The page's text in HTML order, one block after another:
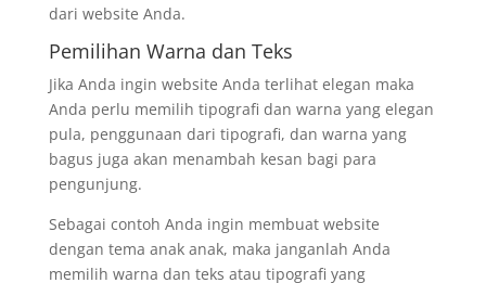
dari website Anda.
Pemilihan Warna dan Teks
Jika Anda ingin website Anda terlihat elegan maka
Anda perlu memilih tipografi dan warna yang elegan
pula, penggunaan dari tipografi, dan warna yang
bagus juga akan menambah kesan bagi para
pengunjung.
Sebagai contoh Anda ingin membuat website
dengan tema anak anak, maka janganlah Anda
memilih warna dan teks atau tipografi yang